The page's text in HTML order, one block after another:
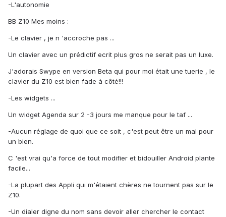
-L'autonomie
BB Z10 Mes moins :
-Le clavier , je n 'accroche pas ...
Un clavier avec un prédictif ecrit plus gros ne serait pas un luxe.
J'adorais Swype en version Beta qui pour moi était une tuerie , le
clavier du Z10 est bien fade à côté!!!
-Les widgets ...
Un widget Agenda sur 2 -3 jours me manque pour le taf ...
-Aucun réglage de quoi que ce soit , c'est peut être un mal pour
un bien.
C 'est vrai qu'a force de tout modifier et bidouiller Android plante
facile...
-La plupart des Appli qui m'étaient chères ne tournent pas sur le
Z10.
-Un dialer digne du nom sans devoir aller chercher le contact